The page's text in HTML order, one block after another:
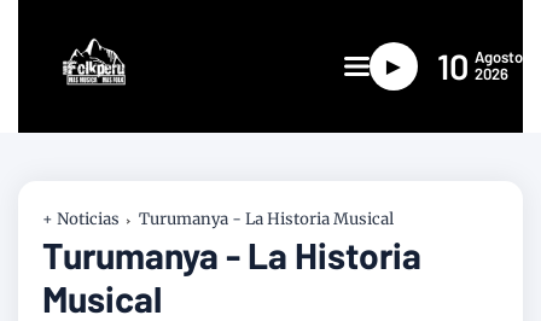
► 10 Agosto
2026
+ Noticias Turumanya - La Historia Musical
Turumanya - La Historia
Musical